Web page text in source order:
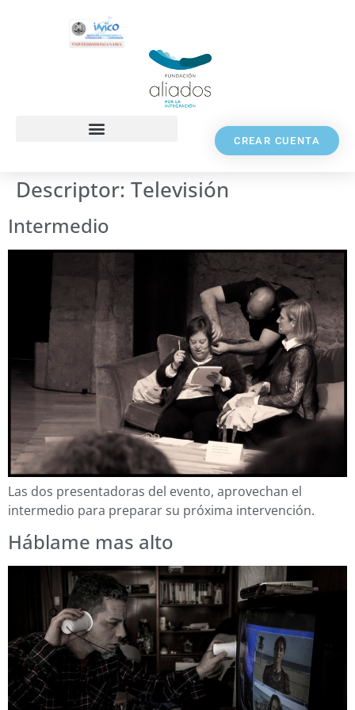
CREAR CUENTA
Descriptor: Televisión
Intermedio
Las dos presentadoras del evento, aprovechan el
intermedio para preparar su próxima intervención.
Háblame mas alto